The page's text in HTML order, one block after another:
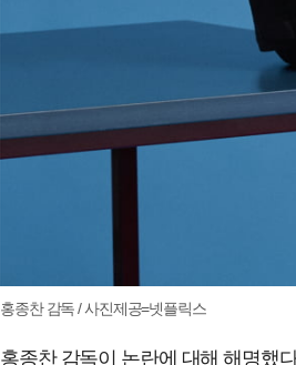
홍종찬 감독 / 사진제공=넷플릭스
홍종찬 감독이 논란에 대해 해명했